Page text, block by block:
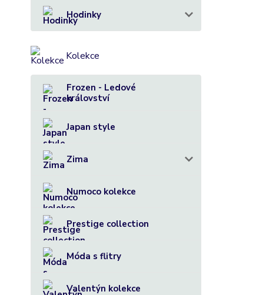
Hodinky
Kolekce
Frozen - Ledové
království
Japan style
Zima
Numoco kolekce
Prestige collection
Móda s flitry
Valentýn kolekce